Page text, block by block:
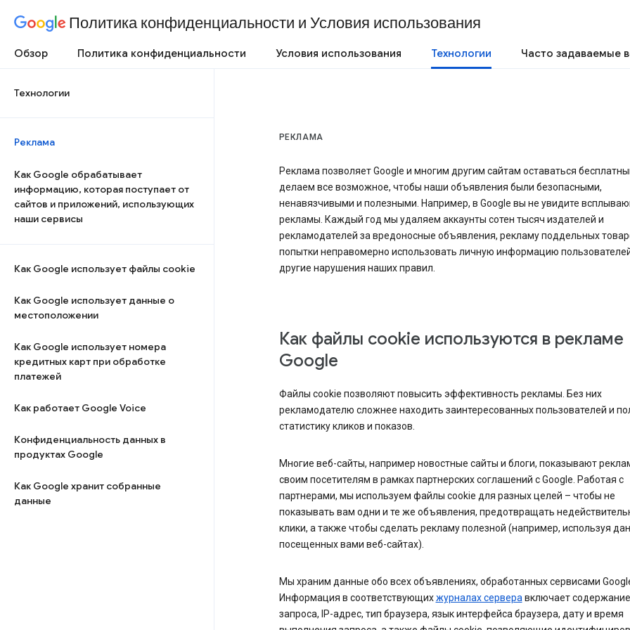
Политика конфиденциальности и Условия использования
Обзор Политика конфиденциальности Условия использования Технологии Часто задаваемые
Технологии
Реклама
Как Google обрабатывает
информацию, которая поступает от
сайтов и приложений, использующих
наши сервисы
Как Google использует файлы cookie
Как Google использует данные о
местоположении
Как Google использует номера
кредитных карт при обработке
платежей
Как работает Google Voice
Конфиденциальность данных в
продуктах Google
Как Google хранит собранные
данные
РЕКЛАМА
Реклама позволяет Google и многим другим сайтам оставаться
делаем все возможное, чтобы наши объявления были безопасными,
ненавязчивыми и полезными. Например, в Google вы не увидите
рекламы. Каждый год мы удаляем аккаунты сотен тысяч издателей и
рекламодателей за вредоносные объявления, рекламу поддельных
попытки неправомерно использовать личную информацию
другие нарушения наших правил.
Как файлы cookie используются в рекламе
Google
Файлы cookie позволяют повысить эффективность рекламы. Без них
рекламодателю сложнее находить заинтересованных пользователей и
статистику кликов и показов.
Многие веб-сайты, например новостные сайты и блоги, показывают
своим посетителям в рамках партнерских соглашений с Google. Работая с
партнерами, мы используем файлы cookie для разных целей – чтобы не
показывать вам одни и те же объявления, предотвращать
клики, а также чтобы сделать рекламу полезной (например, используя
посещенных вами веб-сайтах).
Мы храним данные обо всех объявлениях, обработанных сервисами
Информация в соответствующихжурналах серверавключает содержание
запроса, IP-адрес, тип браузера, язык интерфейса браузера, дату и время